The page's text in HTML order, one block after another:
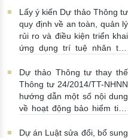
Lấy ý kiến Dự thảo Thông tư
quy định về an toàn, quản lý
rủi ro và điều kiện triển khai
ứng dụng trí tuệ nhân tạo
13/02/2026 | 15:00:00
Dự thảo Thông tư thay thế
Thông tư 24/2014/TT-NHNN
hướng dẫn một số nội dung
về hoạt động bảo hiểm tiền
Dự án Luật sửa đổi, bổ sung